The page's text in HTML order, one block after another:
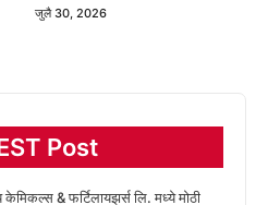
जुलै 30, 2026
Post
केमिकल्स & फर्टिलायझर्स लि. मध्ये मोठी